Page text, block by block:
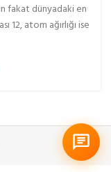
fakat dünyadaki en
12, atom ağırlığı ise